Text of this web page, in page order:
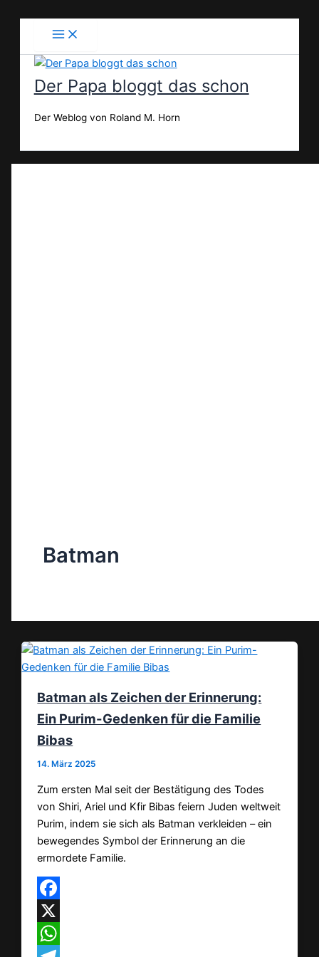
Der Papa bloggt das schon
Der Weblog von Roland M. Horn
Batman
Batman als Zeichen der Erinnerung:
Ein Purim-Gedenken für die Familie
Bibas
14. März 2025
Zum ersten Mal seit der Bestätigung des Todes
von Shiri, Ariel und Kfir Bibas feiern Juden weltweit
Purim, indem sie sich als Batman verkleiden – ein
bewegendes Symbol der Erinnerung an die
ermordete Familie.
Facebook
X